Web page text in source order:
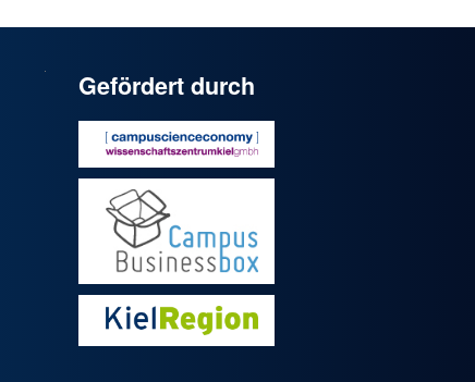
Gefördert durch